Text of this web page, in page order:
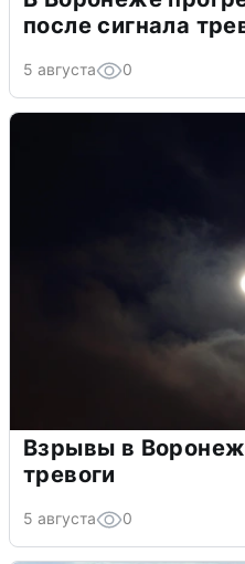
после сигнала
5 августа 0
Взрывы в
тревоги
5 августа 0